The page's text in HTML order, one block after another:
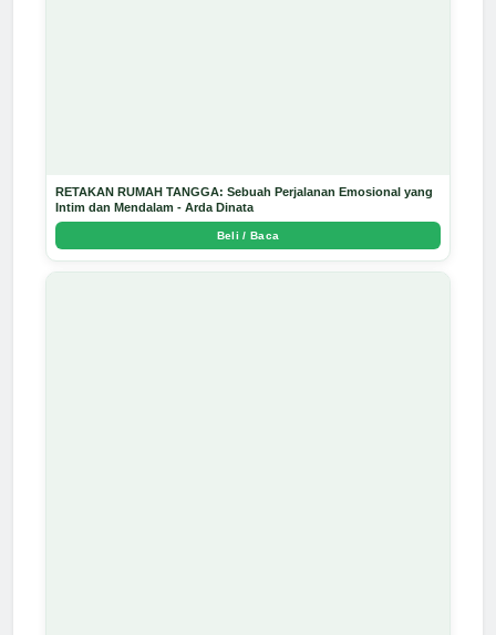
RETAKAN RUMAH TANGGA: Sebuah Perjalanan Emosional yang
Intim dan Mendalam - Arda Dinata
Beli / Baca